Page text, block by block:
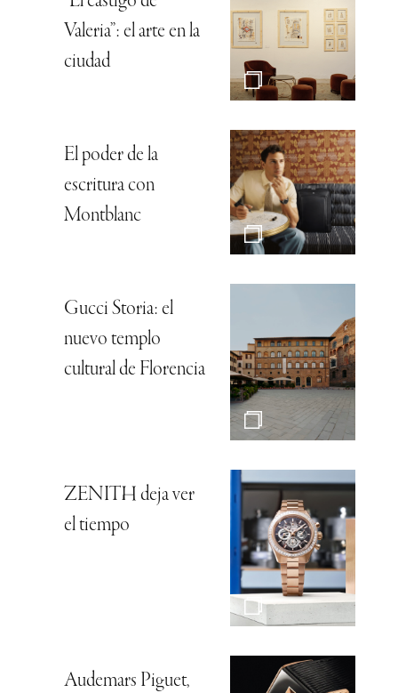
Valeria”: el arte en la
ciudad
El poder de la
escritura con
Montblanc
Gucci Storia: el
nuevo templo
cultural de Florencia
ZENITH deja ver
el tiempo
Audemars Piguet,